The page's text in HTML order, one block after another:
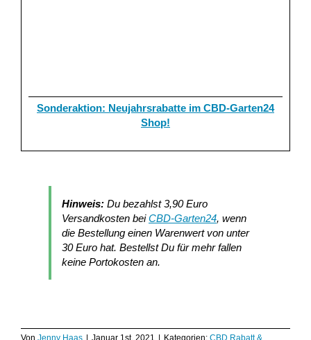
Sonderaktion: Neujahrsrabatte im CBD-Garten24
Shop!
Hinweis:Du bezahlst 3,90 Euro
Versandkosten beiCBD-Garten24, wenn
die Bestellung einen Warenwert von unter
30 Euro hat. Bestellst Du für mehr fallen
keine Portokosten an.
Von Jenny Haas | Januar 1st, 2021 | Kategorien: CBD Rabatt &